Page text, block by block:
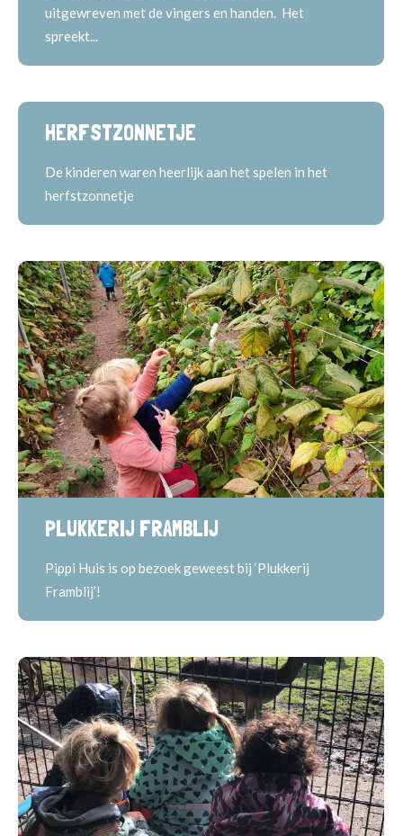
uitgewreven met de vingers en handen. Het
spreekt...
HERFSTZONNETJE
De kinderen waren heerlijk aan het spelen in het
herfstzonnetje
PLUKKERIJ FRAMBLIJ
Pippi Huis is op bezoek geweest bij ‘Plukkerij
Framblij’!